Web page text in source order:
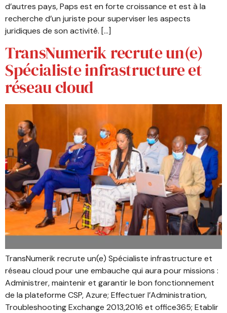
d’autres pays, Paps est en forte croissance et est à la
recherche d’un juriste pour superviser les aspects
juridiques de son activité. […]
TransNumerik recrute un(e)
Spécialiste infrastructure et
réseau cloud
TransNumerik recrute un(e) Spécialiste infrastructure et
réseau cloud pour une embauche qui aura pour missions :
Administrer, maintenir et garantir le bon fonctionnement
de la plateforme CSP, Azure; Effectuer l’Administration,
Troubleshooting Exchange 2013,2016 et office365; Etablir